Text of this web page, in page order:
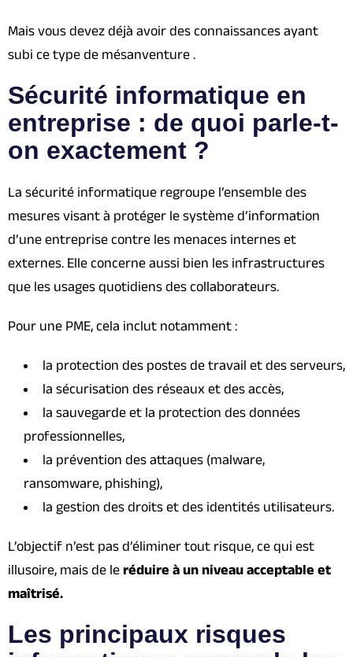
Mais vous devez déjà avoir des connaissances ayant
subi ce type de mésanventure .
Sécurité informatique en
entreprise : de quoi parle-t-
on exactement ?
La sécurité informatique regroupe l’ensemble des
mesures visant à protéger le système d’information
d’une entreprise contre les menaces internes et
externes. Elle concerne aussi bien les infrastructures
que les usages quotidiens des collaborateurs.
Pour une PME, cela inclut notamment :
la protection des postes de travail et des serveurs,
la sécurisation des réseaux et des accès,
la sauvegarde et la protection des données
professionnelles,
la prévention des attaques (malware,
ransomware, phishing),
la gestion des droits et des identités utilisateurs.
L’objectif n’est pas d’éliminer tout risque, ce qui est
illusoire, mais de le réduire à un niveau acceptable et
maîtrisé.
Les principaux risques